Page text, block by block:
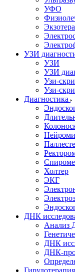
УФО
УЗИ
УЗИ
УЗИ
Узи-
Узи-
Диагностика
Холтер
ЭКГ
ДНК
Анализ
ДНК
ДНК-
Гирудотерапия